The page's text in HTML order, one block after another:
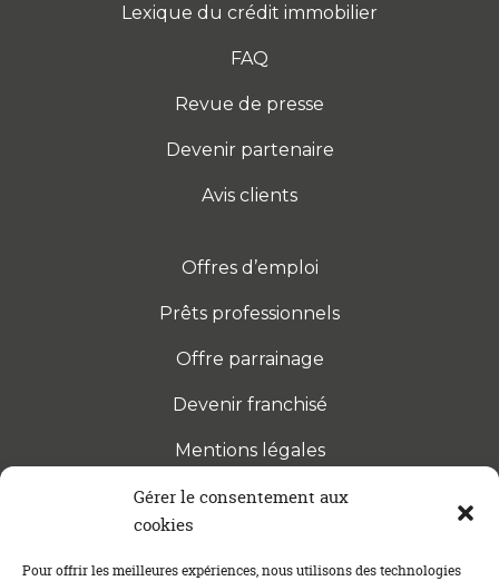
Gérer le consentement aux
cookies
Pour offrir les meilleures expériences, nous utilisons des technologies
Lexique du crédit immobilier
FAQ
Revue de presse
Devenir partenaire
Avis clients
Offres d’emploi
Prêts professionnels
Offre parrainage
Devenir franchisé
Mentions légales
S’INSCRIRE À LA NEWSLETTER
Abonnez-vous à notre newsletter pour être tenu au